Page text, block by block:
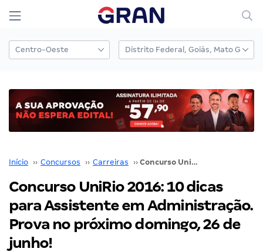
Início ›› Concursos ›› Carreiras ›› Concurso UniRio 2016: 10 dicas para Assistente em Administração. Prova no próximo domingo, 26 de junho!
Concurso UniRio 2016: 10 dicas
para Assistente em Administração.
Prova no próximo domingo, 26 de
junho!